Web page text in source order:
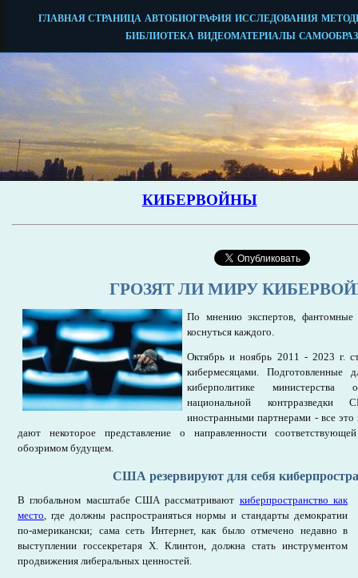
ГРОЗЯТ ЛИ МИРУ
По мнению экспертов,
коснуться каждого.
Октябрь и ноябрь 2011 - 2023 г.
кибермесяцами. Подготовленные
киберполитике
национальной
иностранными партнерами - все это
дают некоторое представление о направленности
обозримом будущем.
США резервируют для себя
В глобальном масштабе США рассматривают киберпространство как
место, где должны распространяться нормы и стандарты демократии
по-американски; сама сеть Интернет, как было отмечено недавно в
выступлении госсекретаря Х. Клинтон, должна стать инструментом
продвижения либеральных ценностей.